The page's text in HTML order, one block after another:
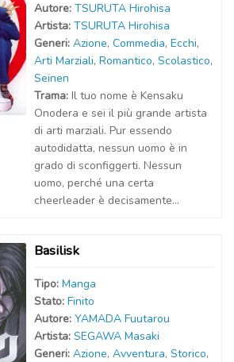
Autore: TSURUTA Hirohisa
Artista: TSURUTA Hirohisa
Generi: Azione, Commedia, Ecchi,
Arti Marziali, Romantico, Scolastico,
Seinen
Trama: Il tuo nome è Kensaku
Onodera e sei il più grande artista
di arti marziali. Pur essendo
autodidatta, nessun uomo è in
grado di sconfiggerti. Nessun
uomo, perché una certa
cheerleader è decisamente...
Basilisk
Tipo: Manga
Stato: Finito
Autore: YAMADA Fuutarou
Artista: SEGAWA Masaki
Generi: Azione, Avventura, Storico,